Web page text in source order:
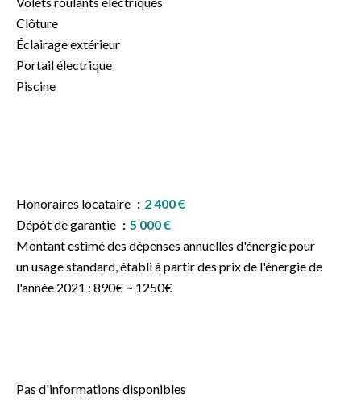
Clôture
Éclairage extérieur
Portail électrique
Piscine
Honoraires locataire
2 400 €
Dépôt de garantie
5 000 €
Montant estimé des dépenses annuelles d'énergie pour
un usage standard, établi à partir des prix de l'énergie de
l'année 2021 : 890€ ~ 1250€
Pas d'informations disponibles